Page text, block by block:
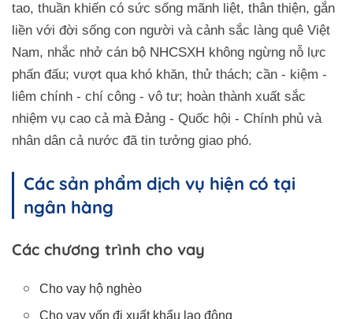
tao, thuần khiến có sức sống mãnh liệt, thân thiện, gắn
liền với đời sống con người và cảnh sắc làng quê Việt
Nam, nhắc nhở cán bộ NHCSXH không ngừng nỗ lực
phấn đấu; vượt qua khó khăn, thử thách; cần - kiệm -
liêm chính - chí công - vô tư; hoàn thành xuất sắc
nhiệm vụ cao cả mà Đảng - Quốc hội - Chính phủ và
nhân dân cả nước đã tin tưởng giao phó.
Các sản phẩm dịch vụ hiện có tại
ngân hàng
Các chương trình cho vay
Cho vay hộ nghèo
Cho vay vốn đi xuất khẩu lao động